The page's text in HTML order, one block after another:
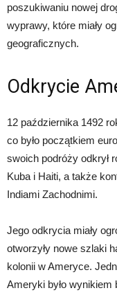
poszukiwaniu nowej
wyprawy, które miały
geograficznych.
Odkrycie
12 października 1492
co było początkiem
swoich podróży odkrył
Kuba i Haiti, a także
Indiami Zachodnimi.
Jego odkrycia miały
otworzyły nowe szlaki
kolonii w Ameryce.
Ameryki było wynikiem